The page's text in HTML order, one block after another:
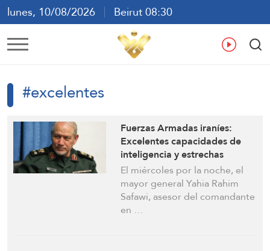
lunes, 10/08/2026
Beirut 08:30
ع En
#excelentes
Fuerzas Armadas iraníes:
Excelentes capacidades de
inteligencia y estrechas
relaciones con países
extranjeros que realizan
vigilancia satelital
El miércoles por la noche, el
mayor general Yahia Rahim
Safawi, asesor del comandante
en …